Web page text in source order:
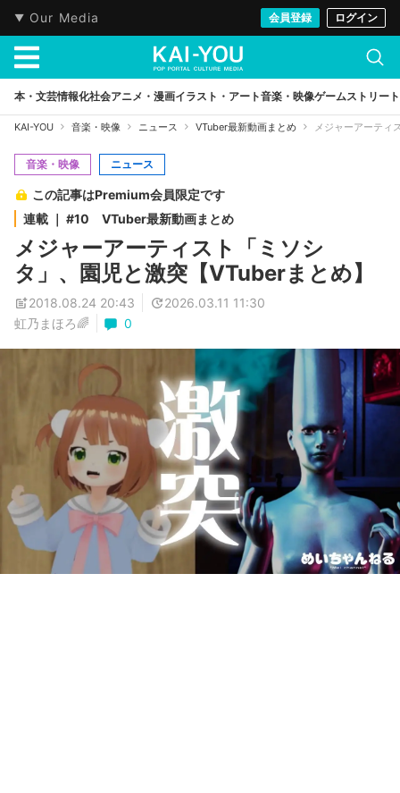
Our Media 会員登録 ログイン
本・文芸情報化社会アニメ・漫画イラスト・アート音楽・映像ゲームストリート
KAI-YOU 音楽・映像 ニュース VTuber最新動画まとめ メジャーアーティ
音楽・映像 ニュース
この記事はPremium会員限定です
連載 ｜ #10 VTuber最新動画まとめ
メジャーアーティスト「ミソシ
タ」、園児と激突【VTuberまとめ】
2018.08.24 20:43
2026.03.11 11:30
虹乃まほろ🌈
0